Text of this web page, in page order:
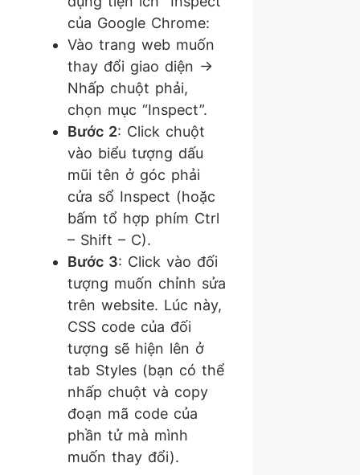
của Google Chrome:
Vào trang web muốn
thay đổi giao diện ->
Nhấp chuột phải,
chọn mục “Inspect”.
Bước 2: Click chuột
vào biểu tượng dấu
mũi tên ở góc phải
cửa sổ Inspect (hoặc
bấm tổ hợp phím Ctrl
– Shift – C).
Bước 3: Click vào đối
tượng muốn chỉnh sửa
trên website. Lúc này,
CSS code của đối
tượng sẽ hiện lên ở
tab Styles (bạn có thể
nhấp chuột và copy
đoạn mã code của
phần tử mà mình
muốn thay đổi).